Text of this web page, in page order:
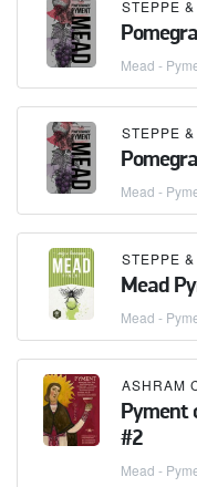
Mead -
Mead -
Mead
Mead -
ASHRAM
Pyment
#2
Mead -